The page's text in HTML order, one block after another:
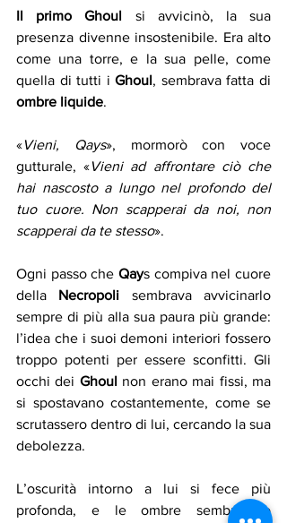
Il primo Ghoul si avvicinò, la sua
presenza divenne insostenibile. Era alto
come una torre, e la sua pelle, come
quella di tutti i Ghoul, sembrava fatta di
ombre liquide.
«Vieni, Qays», mormorò con voce
gutturale, «Vieni ad affrontare ciò che
hai nascosto a lungo nel profondo del
tuo cuore. Non scapperai da noi, non
scapperai da te stesso».
Ogni passo che Qays compiva nel cuore
della Necropoli sembrava avvicinarlo
sempre di più alla sua paura più grande:
l’idea che i suoi demoni interiori fossero
troppo potenti per essere sconfitti. Gli
occhi dei Ghoul non erano mai fissi, ma
si spostavano costantemente, come se
scrutassero dentro di lui, cercando la sua
debolezza.
L’oscurità intorno a lui si fece più
profonda, e le ombre sembrarono